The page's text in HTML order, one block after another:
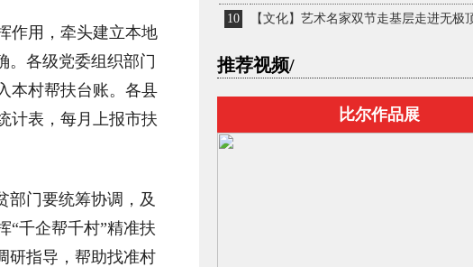
作用，牵头建立本地
。各级党委组织部门
本村帮扶台账。各县
计表，每月上报市扶
门要统筹协调，及
“千企帮千村”精准扶
研指导，帮助找准村
10
【文化】艺术名家双节走基层走进无极
推荐视频/
比尔作品展